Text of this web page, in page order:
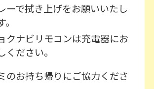
ーで拭き上げをお願いいたし
クナビリモコンは充電器にお
ください。
のお持ち帰りにご協力くださ